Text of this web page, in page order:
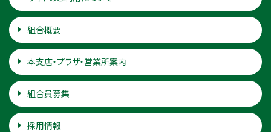
組合概要
本支店・プラザ・営業所案内
組合員募集
採用情報